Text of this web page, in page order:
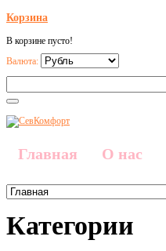
Корзина
В корзине пусто!
Валюта:
Главная О нас
Категории